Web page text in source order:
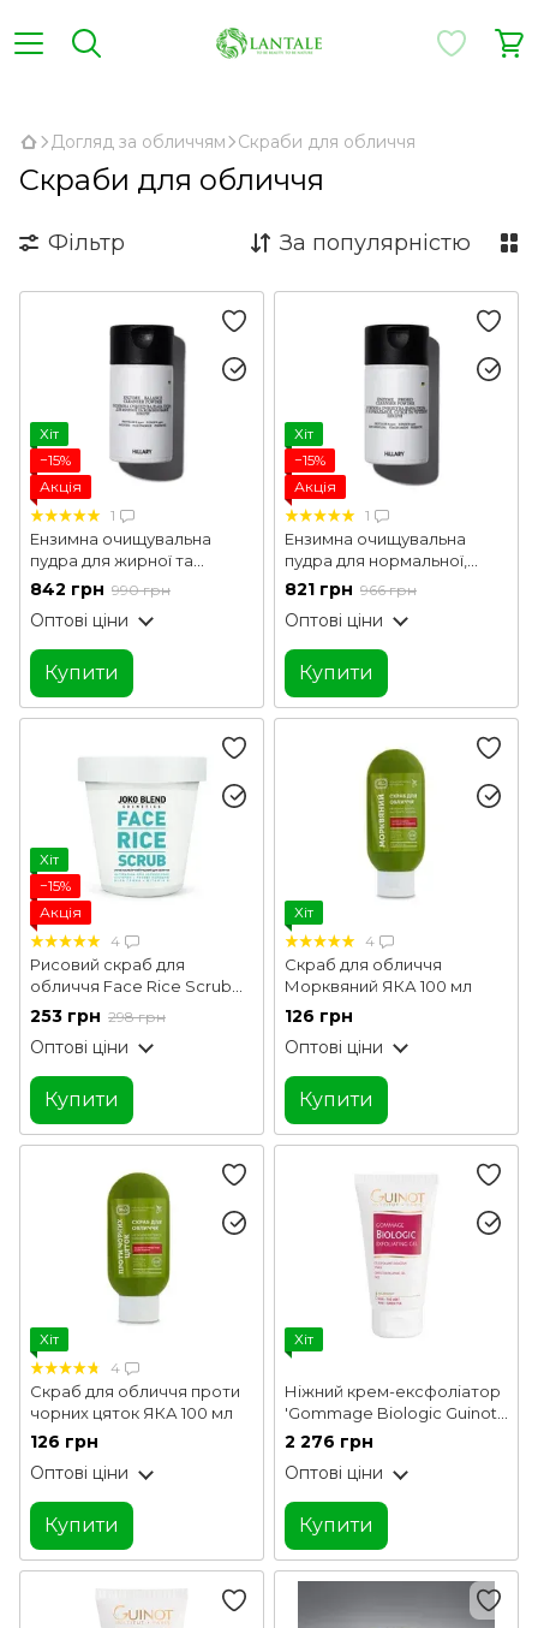
Догляд за обличчям Скраби для обличчя
Скраби для обличчя
Фільтр За популярністю
Хіт
−15%
Акція
1
Ензимна очищувальна
пудра для жирної та
комбінованої шкіри
Enzyme Balance Cleanser
Powder Hillary 40 г
842 грн 990 грн
Оптові ціни
Купити
Хіт
−15%
Акція
1
Ензимна очищувальна
пудра для нормальної,
сухої та чутливої шкіри
Enzyme Probio Cleanser
Powder Hillary 40 г
821 грн 966 грн
Оптові ціни
Купити
Хіт
−15%
Акція
4
Рисовий скраб для
обличчя Face Rice Scrub
Joko Blend 100 г
253 грн 298 грн
Оптові ціни
Купити
Хіт
4
Скраб для обличчя
Морквяний ЯКА 100 мл
126 грн
Оптові ціни
Купити
Хіт
4
Скраб для обличчя проти
чорних цяток ЯКА 100 мл
126 грн
Оптові ціни
Купити
Хіт
Ніжний крем-ексфоліатор
'Gommage Biologic Guinot
50 мл
2 276 грн
Оптові ціни
Купити